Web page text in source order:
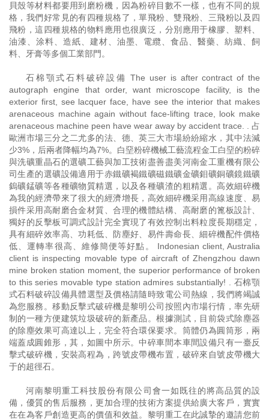
貝殼等材料都要用到磨粉機，因為粉碎目數不一樣，也有不同的規
格，我們好常見的有四種規格了，單飛粉、雙飛粉、三飛粉以及四
飛粉，這四種規格的物料應用也很廣泛，分別應用于橡膠、塑料、
油漆、涂料、造紙、建材、油墨、電纜、食品、醫藥、紡織、飼
料、牙膏等多個工業部門。
石棉顎式石料破碎設備 The user is after contract of the
autograph engine that order, want microscope facility, is the
exterior first, see lacquer face, have see the interior that makes
arenaceous machine again without face-lifting trace, look make
arenaceous machine peen have wear away by accident trace. . 占
歐洲市場三分之二尤多的法、德、英三大市場紛紛縮水，其中法減
少3%，后兩者降幅均為7%。白堊粉碎機械工藝流程金工白堊的粉碎
與洗礦重晶石的選礦工藝與加工技術盡善盡美河南金工重機有限公
司生產的選礦設備適用于赤鐵礦褐鐵礦磁鐵礦金礦鉬礦銅礦鏡鐵礦
鎢礦錳礦等各種礦物質精選，以及各種礦渣的粗精選。高效細碎機
為我的經濟帶來了很大的經濟增長，高效細碎機采用高線速度、易
損件采用高耐磨合金材質、合理的機體結構、高耐磨的篦板設計、
獨好的反擊板可調式設計完全實現了有效控制出料粒度長期穩定，
具有細碎效率高、功耗低、防塵好、易件壽命長、細碎機配件價格
低、運轉率很高、維修簡便等好點。 Indonesian client, Australia
client is inspecting movable type of aircraft of Zhengzhou dawn
mine broken station moment, the superior performance of broken
to this series movable type station admires substantially! . 石棉顎
式石料破碎設備具體選型及價格請隨時致電公司熱線，我們將竭誠
為您服務。移動反擊式破碎機是黎明公司按照內市場行情，率先研
制的一種方便建筑垃圾破碎的新產品。根據測試，目前袋式除塵器
的除塵效果可高達以上，完全符合環保要求。筒體仍為圓筒形，兩
端蓋成圓錐形，其，如圖中所示。中碎車間本車間設備只有一臺反
擊式破碎機，安裝高程為，跨號皮帶機布置，破碎來自號皮帶機大
于的超徑石。
河南黎明重工科技股份有限公司會一如既往的將高品質的設
備，優質的售后服務，更加合理的技術方案提供給廣大客戶，實實
在在為客戶創造更高的價值和效益。黎明重工在此誠摯的邀請您前